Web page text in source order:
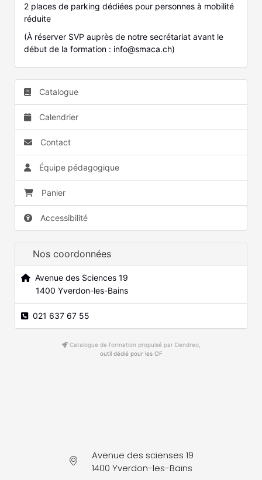
2 places de parking dédiées pour personnes à mobilité
réduite
(À réserver SVP auprès de notre secrétariat avant le
début de la formation : info@smaca.ch)
Catalogue
Calendrier
Contact
Équipe pédagogique
Panier
Accessibilité
Nos coordonnées
Avenue des Sciences 19
1400 Yverdon-les-Bains
021 637 67 55
Catalogue de formation propulsé par Dendreo,
outil dédié pour les OF
Avenue des scienses 19
1400 Yverdon-les-Bains